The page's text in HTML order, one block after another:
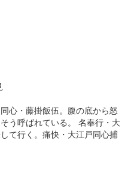
心・藤掛飯伍。腹の底から怒
う呼ばれている。 名奉行・大
て行く。痛快・大江戸同心捕